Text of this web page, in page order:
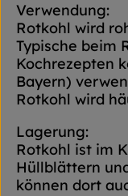
Verwendung:
Rotkohl wird
Typische beim
Kochrezepten
Bayern)
Rotkohl wird
Lagerung:
Rotkohl ist im
Hüllblättern
können dort